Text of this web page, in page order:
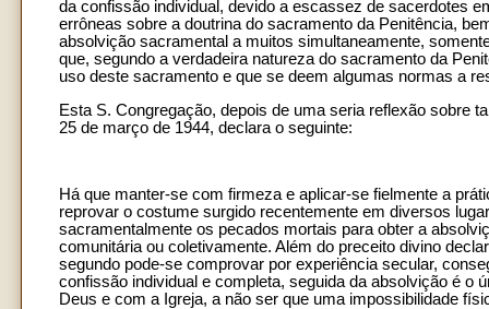
da confissão individual, devido a escassez de sacerdotes
errôneas sobre a doutrina do sacramento da Penitência,
absolvição sacramental a muitos simultaneamente,
que, segundo a verdadeira natureza do sacramento da
uso deste sacramento e que se deem algumas normas a
Esta S. Congregação, depois de uma seria reflexão sobre
25 de março de 1944, declara o seguinte:
Há que manter-se com firmeza e aplicar-se fielmente a
reprovar o costume surgido recentemente em diversos
sacramentalmente os pecados mortais para obter a
comunitária ou coletivamente. Além do preceito divino
segundo pode-se comprovar por experiência secular,
confissão individual e completa, seguida da absolvição é o
Deus e com a Igreja, a não ser que uma impossibilidade